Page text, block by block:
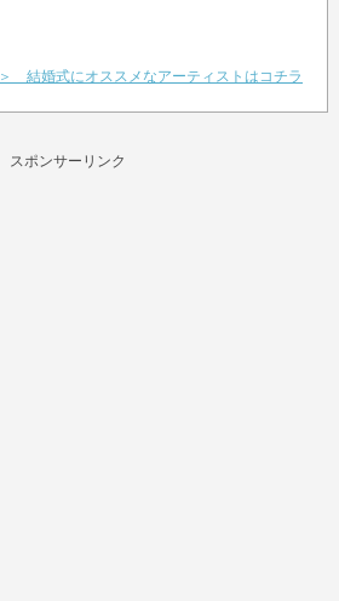
＞ 結婚式にオススメなアーティストはコチラ
スポンサーリンク